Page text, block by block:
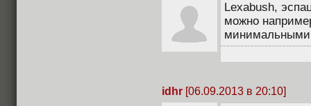
Lexabush,
можно
idhr [06.09.2013 в 20:10]